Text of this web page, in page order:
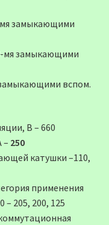
замыкающими
мя замыкающими
вспом.
В – 660
– 250
катушки –110,
применения
– 205, 200, 125